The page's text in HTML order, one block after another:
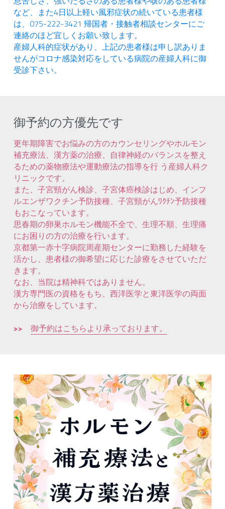
など、また4日以上軽い風邪症状の続いている患者様
は、075-222-3421 帰国者・接触者相談センターにご
連絡のほど宜しくお願い致します。
産婦人科的症状があり、上記の患者様は申し訳ありま
せんがコロナ感染対応をしている病院の産婦人科に御
受診下さい。
御予約の方優先です
更年期障害でお悩みの方のカウンセリングやホルモン
補充療法、漢方薬の治療、自律神経のバランスを整え
るための薬物療法や運動療法の指導を行 う産婦人科ク
リニックです。
また、子宮頸がん検診、子宮体癌検診はじめ、インフ
ルエンザワクチン予防接種、子宮頸がんﾜｸﾁﾝ予防接種
もおこなっています。
思春期の卵巣ホルモン機能不全で、生理不順、生理痛
にお困りの方の治療を行います。
京都第一赤十字病院周産期センターに勤務した経験を
活かし、患者様の御希望に応じた診療をさせていただ
きます。
なお、当院は精神科ではありません。
漢方専門医の資格をもち、西洋医学と東洋医学の両面
から治療をしています。
>>
御予約はこちらより承っております。